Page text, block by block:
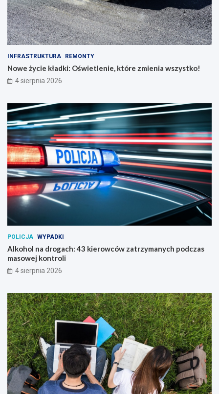
INFRASTRUKTURA REMONTY
Nowe życie kładki: Oświetlenie, które zmienia wszystko!
4 sierpnia 2026
POLICJA WYPADKI
Alkohol na drogach: 43 kierowców zatrzymanych podczas
masowej kontroli
4 sierpnia 2026